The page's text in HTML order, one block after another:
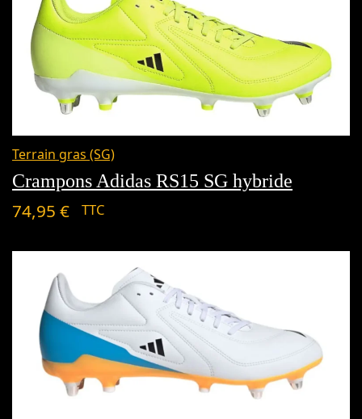
Terrain gras (SG)
Crampons Adidas RS15 SG hybride
74,95 € TTC